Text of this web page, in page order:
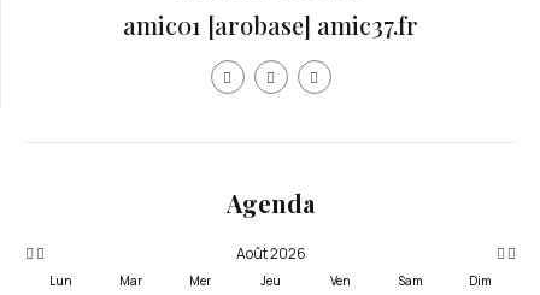
amic01 [arobase] amic37.fr
Agenda
Août 2026
Lun Mar Mer Jeu Ven Sam
Dim